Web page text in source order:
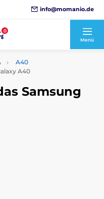
info@momanio.de
0
Menü
A40
A40
Samsung